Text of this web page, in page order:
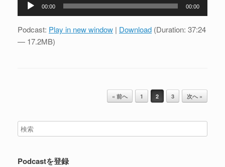
プ
00:00 00:00
Podcast: Play in new window | Download (Duration: 37:24
— 17.2MB)
« 前へ 1 2 3 次へ »
Podcastを登録